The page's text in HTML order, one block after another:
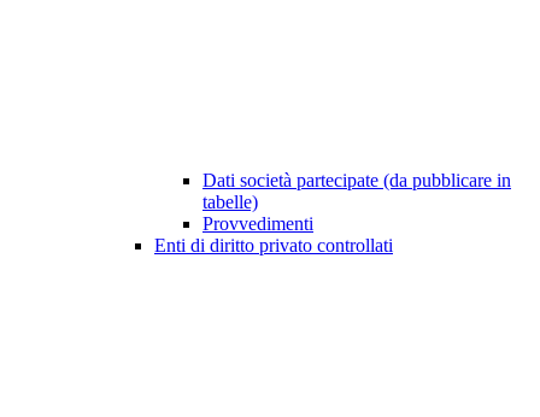
Dati società partecipate (da pubblicare in
tabelle)
Provvedimenti
Enti di diritto privato controllati